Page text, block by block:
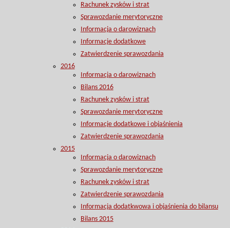
Rachunek zysków i strat
Sprawozdanie merytoryczne
Informacja o darowiznach
Informacje dodatkowe
Zatwierdzenie sprawozdania
2016
Informacja o darowiznach
Bilans 2016
Rachunek zysków i strat
Sprawozdanie merytoryczne
Informacje dodatkowe i objaśnienia
Zatwierdzenie sprawozdania
2015
Informacja o darowiznach
Sprawozdanie merytoryczne
Rachunek zysków i strat
Zatwierdzenie sprawozdania
Informacja dodatkwowa i objaśnienia do bilansu
Bilans 2015